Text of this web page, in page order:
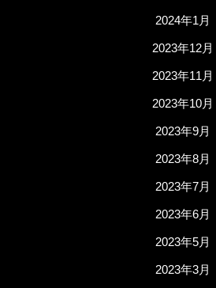
2024年1月
2023年12月
2023年11月
2023年10月
2023年9月
2023年8月
2023年7月
2023年6月
2023年5月
2023年3月